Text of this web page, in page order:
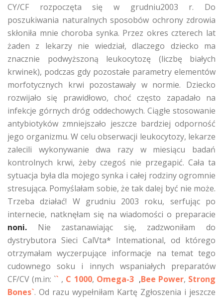
CY/CF rozpoczęta się w grudniu2003 r. Do
poszukiwania naturalnych sposobów ochrony zdrowia
skłoniła mnie choroba synka. Przez okres czterech lat
żaden z lekarzy nie wiedział, dlaczego dziecko ma
znacznie podwyższoną leukocytozę (liczbę białych
krwinek), podczas gdy pozostałe parametry elementów
morfotycznych krwi pozostawały w normie. Dziecko
rozwijało się prawidłowo, choć często zapadało na
infekcje górnych dróg oddechowych. Ciągłe stosowanie
antybiotyków zmniejszało jeszcze bardziej odporność
jego organizmu. W celu obserwacji leukocytozy, lekarze
zalecili wykonywanie dwa razy w miesiącu badań
kontrolnych krwi, żeby czegoś nie przegapić. Cała ta
sytuacja była dla mojego synka i całej rodziny ogromnie
stresująca. Pomyślałam sobie, że tak dalej być nie może.
Trzeba działać! W grudniu 2003 roku, serfując po
internecie, natknęłam się na wiadomości o preparacie
noni. Nie zastanawiając się, zadzwoniłam do
dystrybutora Sieci CalVta* Intemational, od którego
otrzymałam wyczerpujące informacje na temat tego
cudownego soku i innych wspaniałych preparatów
CF/CV (m.in: `` , C 1000, Omega-3 ,Bee Power, Strong
Bones`. Od razu wypełniłam Kartę Zgłoszenia i jeszcze